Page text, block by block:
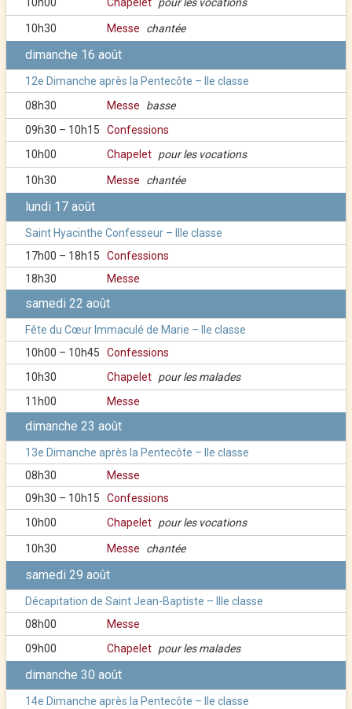
10h30 Messe chantée
dimanche 16 août
12e Dimanche après la Pentecôte – IIe classe
08h30
Messe
basse
09h30 – 10h15
Confessions
10h00
Chapelet pour les vocations
10h30 Messe chantée
lundi 17 août
Saint Hyacinthe Confesseur – IIIe classe
17h00 – 18h15
Confessions
18h30
Messe
samedi 22 août
Fête du Cœur Immaculé de Marie – IIe classe
10h00 – 10h45
Confessions
10h30
Chapelet pour les malades
11h00
Messe
dimanche 23 août
13e Dimanche après la Pentecôte – IIe classe
08h30
Messe
09h30 – 10h15
Confessions
10h00
Chapelet pour les vocations
10h30 Messe chantée
samedi 29 août
Décapitation de Saint Jean-Baptiste – IIIe classe
08h00
Messe
09h00
Chapelet pour les malades
dimanche 30 août
14e Dimanche après la Pentecôte – IIe classe